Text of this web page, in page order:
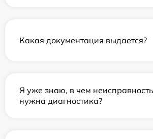
Какая документация выдается?
Я уже знаю, в чем
нужна диагностика?